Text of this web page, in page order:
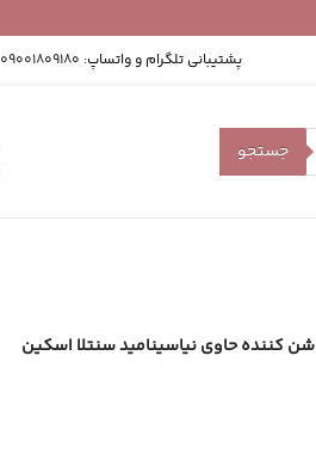
پشتیبانی تلگرام و واتساپ: 09001809180
جستجو
کننده حاوی نیاسینامید سنتلا اسکین